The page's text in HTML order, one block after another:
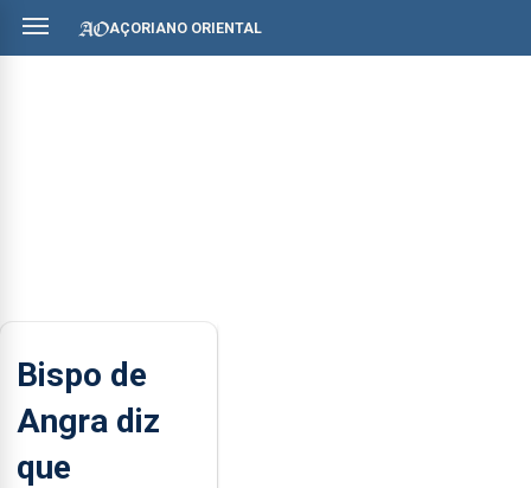
AÇORIANO ORIENTAL
Bispo de
Angra diz
que